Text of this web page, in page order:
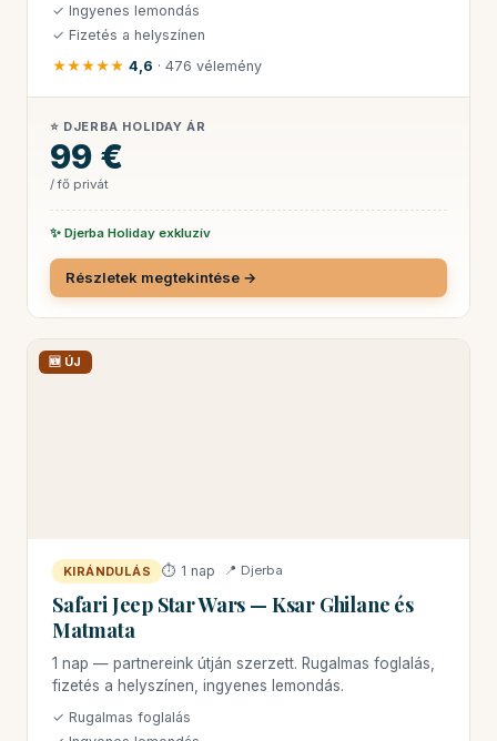
✓ Ingyenes lemondás
✓ Fizetés a helyszínen
★★★★★ 4,6 · 476 vélemény
⭐ DJERBA HOLIDAY ÁR
99 €
/ fő privát
✨ Djerba Holiday exkluzív
Részletek megtekintése →
🆕 ÚJ
KIRÁNDULÁS ⏱ 1 nap 📍 Djerba
Safari Jeep Star Wars — Ksar Ghilane és
Matmata
1 nap — partnereink útján szerzett. Rugalmas foglalás,
fizetés a helyszínen, ingyenes lemondás.
✓ Rugalmas foglalás